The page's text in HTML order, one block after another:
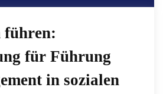
für Führung
in sozialen